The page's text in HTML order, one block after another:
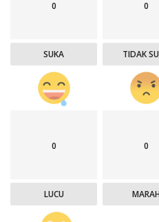
0
SUKA
0
TIDAK
0
LUCU
0
MARAH